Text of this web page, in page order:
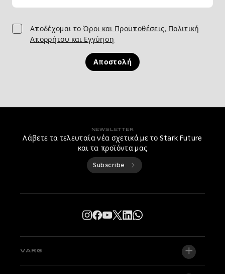
Αποδέχομαι το Όροι και Προϋποθέσεις, Πολιτική
Απορρήτου και Εγγύηση
Αποστολή
NEWSLETTER
Λάβετε τα τελευταία νέα σχετικά με το Stark Future
και τα προϊόντα μας
Subscribe
VARG